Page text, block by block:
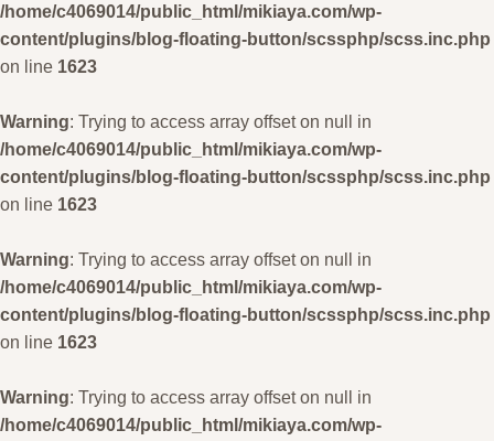
/home/c4069014/public_html/mikiaya.com/wp-
content/plugins/blog-floating-button/scssphp/scss.inc.php
on line 1623
Warning: Trying to access array offset on null in
/home/c4069014/public_html/mikiaya.com/wp-
content/plugins/blog-floating-button/scssphp/scss.inc.php
on line 1623
Warning: Trying to access array offset on null in
/home/c4069014/public_html/mikiaya.com/wp-
content/plugins/blog-floating-button/scssphp/scss.inc.php
on line 1623
Warning: Trying to access array offset on null in
/home/c4069014/public_html/mikiaya.com/wp-